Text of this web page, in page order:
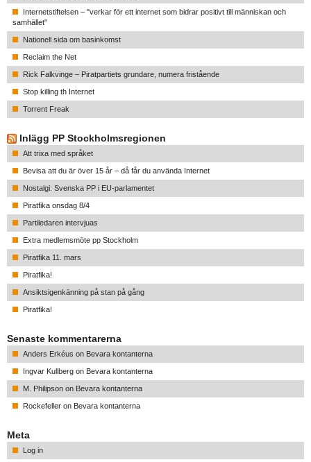
Internetstiftelsen – "verkar för ett internet som bidrar positivt till människan och
samhället"
Nationell sida om basinkomst
Reclaim the Net
Rick Falkvinge – Piratpartiets grundare, numera fristående
Stop killing th Internet
Torrent Freak
Inlägg PP Stockholmsregionen
Att trixa med språket
Bevisa att du är över 15 år – då får du använda Internet
Nostalgi: Svenska PP i EU-parlamentet
Piratfika onsdag 8/4
Partiledaren intervjuas
Extra medlemsmöte pp Stockholm
Piratfika 11. mars
Piratfika!
Ansiktsigenkänning på stan på gång
Piratfika!
Senaste kommentarerna
Anders Erkéus on Bevara kontanterna
Ingvar Kullberg on Bevara kontanterna
M. Philipson on Bevara kontanterna
Rockefeller on Bevara kontanterna
Meta
Log in